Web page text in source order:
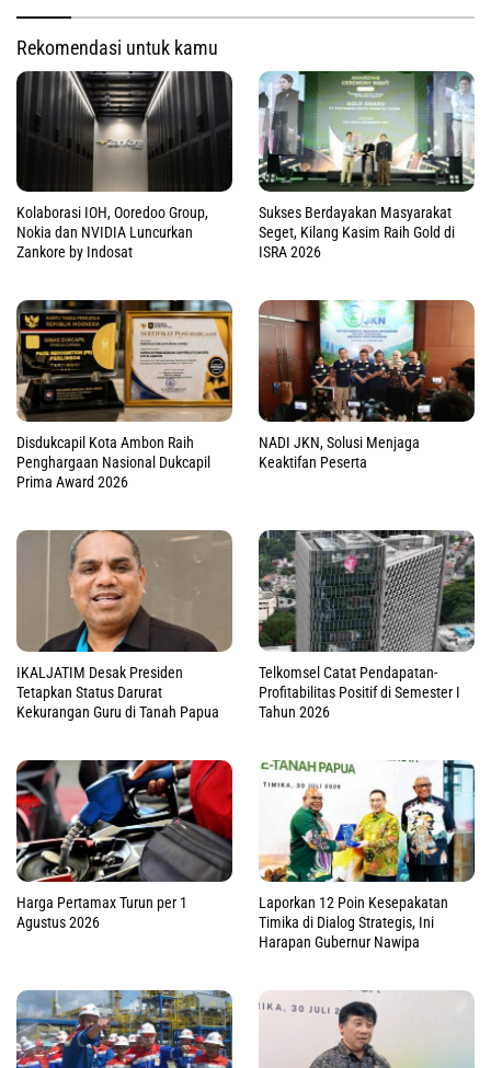
Rekomendasi untuk kamu
Kolaborasi IOH, Ooredoo Group,
Nokia dan NVIDIA Luncurkan
Zankore by Indosat
Sukses Berdayakan Masyarakat
Seget, Kilang Kasim Raih Gold di
ISRA 2026
Disdukcapil Kota Ambon Raih
Penghargaan Nasional Dukcapil
Prima Award 2026
NADI JKN, Solusi Menjaga
Keaktifan Peserta
IKALJATIM Desak Presiden
Tetapkan Status Darurat
Kekurangan Guru di Tanah Papua
Telkomsel Catat Pendapatan-
Profitabilitas Positif di Semester I
Tahun 2026
Harga Pertamax Turun per 1
Agustus 2026
Laporkan 12 Poin Kesepakatan
Timika di Dialog Strategis, Ini
Harapan Gubernur Nawipa